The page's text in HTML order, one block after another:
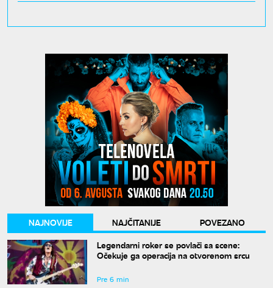
NAJNOVIJE NAJČITANIJE
POVEZANO
Legendarni roker se povlači sa scene:
Očekuje ga operacija na otvorenom srcu
Pre 6 min